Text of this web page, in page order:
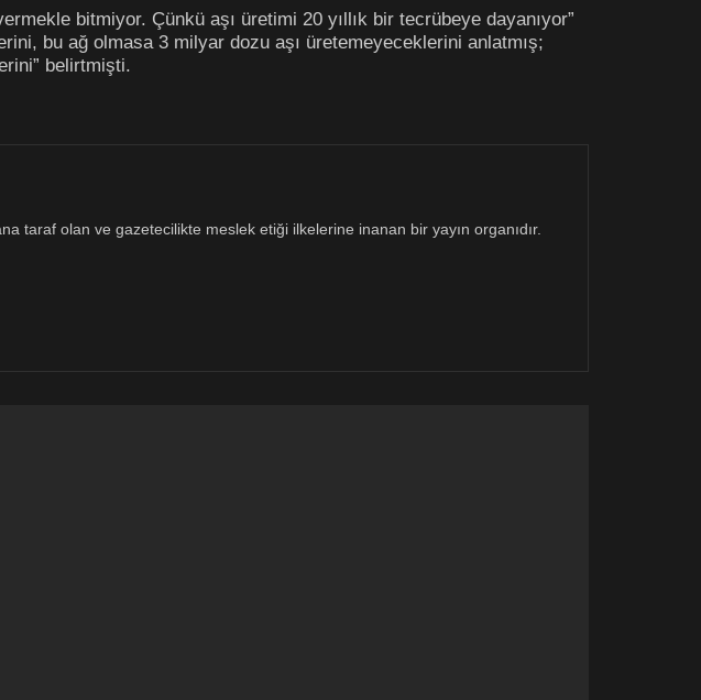
bitmiyor. Çünkü aşı üretimi 20 yıllık bir tecrübeye dayanıyor”
bu ağ olmasa 3 milyar dozu aşı üretemeyeceklerini anlatmış;
belirtmişti.
taraf olan ve gazetecilikte meslek etiği ilkelerine inanan bir yayın organıdır.